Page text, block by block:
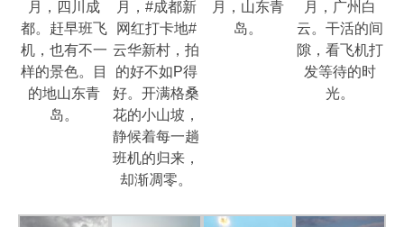
月，四川成
都。赶早班飞
机，也有不一
样的景色。目
的地山东青
岛。
月，#成都新
网红打卡地#
云华新村，拍
的好不如P得
好。开满格桑
花的小山坡，
静候着每一趟
班机的归来，
却渐凋零。
月，山东青
岛。
月，广州白
云。干活的间
隙，看飞机打
发等待的时
光。